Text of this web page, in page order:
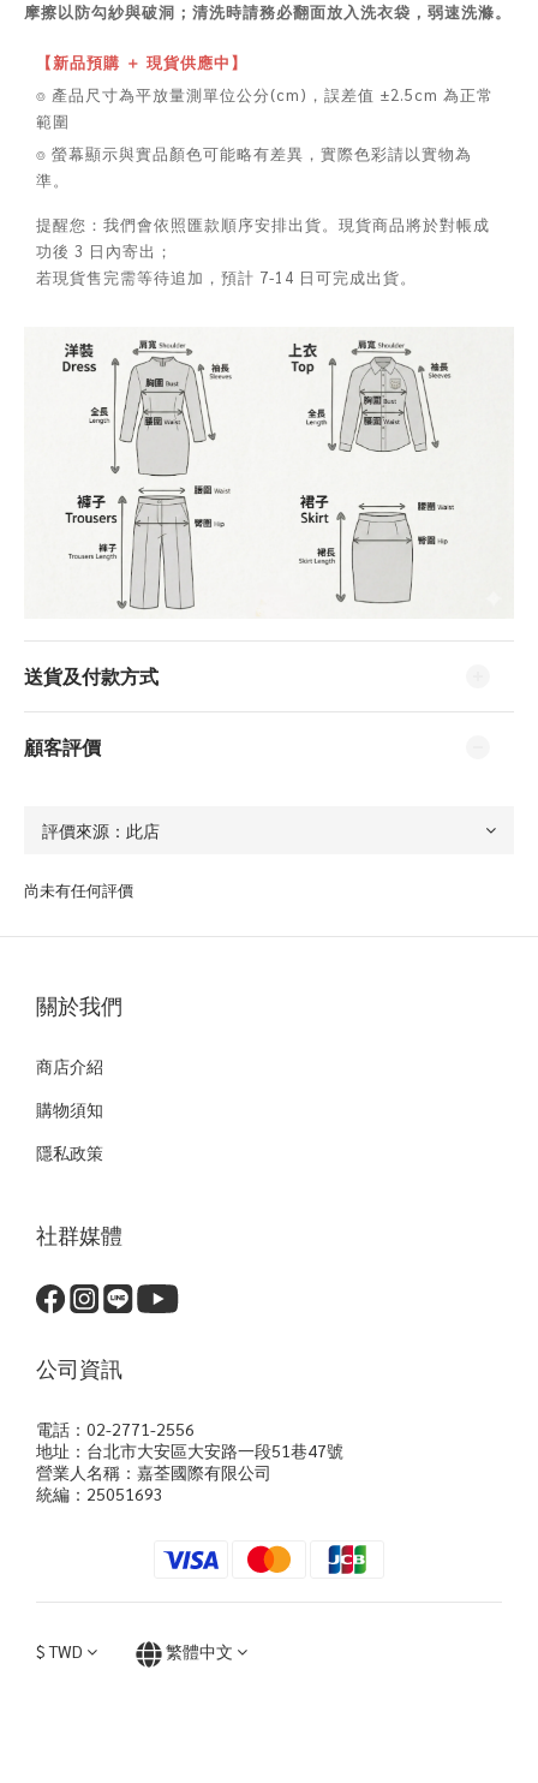
摩擦以防勾紗與破洞；清洗時請務必翻面放入洗衣袋，弱速洗滌。
【新品預購 ＋ 現貨供應中】
⌾ 產品尺寸為平放量測單位公分(cm)，誤差值 ±2.5cm 為正常
範圍
⌾ 螢幕顯示與實品顏色可能略有差異，實際色彩請以實物為
準。
提醒您：我們會依照匯款順序安排出貨。現貨商品將於對帳成
功後 3 日內寄出；
若現貨售完需等待追加，預計 7-14 日可完成出貨。
送貨及付款方式
顧客評價
尚未有任何評價
關於我們
商店介紹
購物須知
隱私政策
社群媒體
公司資訊
電話：02-2771-2556
地址：台北市大安區大安路一段51巷47號
營業人名稱：嘉荃國際有限公司
統編：25051693
$ TWD 繁體中文